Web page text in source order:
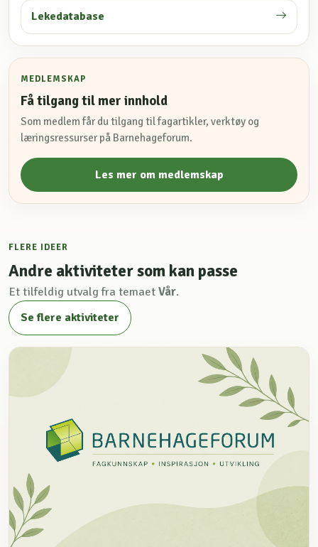
Lekedatabase
MEDLEMSKAP
Få tilgang til mer innhold
Som medlem får du tilgang til fagartikler, verktøy og
læringsressurser på Barnehageforum.
Les mer om medlemskap
FLERE IDEER
Andre aktiviteter som kan passe
Et tilfeldig utvalg fra temaet Vår.
Se flere aktiviteter